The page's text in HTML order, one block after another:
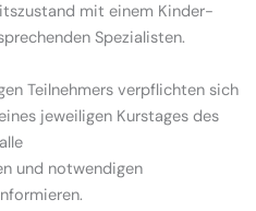
mit einem Kinder-
Spezialisten.
Teilnehmers verpflichten sich
jeweiligen Kurstages des
und notwendigen